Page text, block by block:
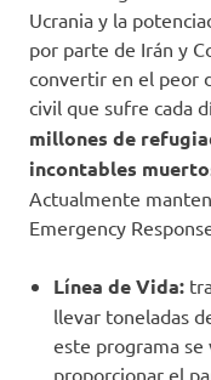
Ucrania y la
por parte de Irán y
convertir en el peor
civil que sufre cada
millones de
incontables
Actualmente
Emergency
Línea de Vida:
llevar toneladas
este programa se
proporcionar el